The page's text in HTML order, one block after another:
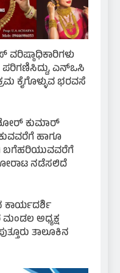
ಪರಿಗಣಿಸಿದ್ದು, ಎನ್‌ಒಸಿ
ಕೈಗೊಳ್ಳುವ ಭರವಸೆ
ಕುಮಾರ್
ಹಾಗೂ
ಬಗೆಹರಿಯುವವರೆಗೆ
ನಡೆಸಲಿದೆ
ಕಾರ್ಯದರ್ಶಿ
ಮಂಡಲ ಅಧ್ಯಕ್ಷ
ತಾಲೂಕಿನ